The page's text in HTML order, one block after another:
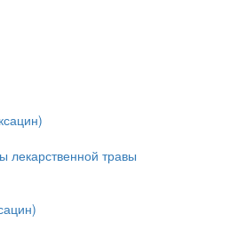
лекарственной травы